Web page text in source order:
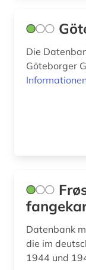
baltikum (1)
bank (2)
banken (1)
Die
Göteborger
Datenbank
die im
1944 und